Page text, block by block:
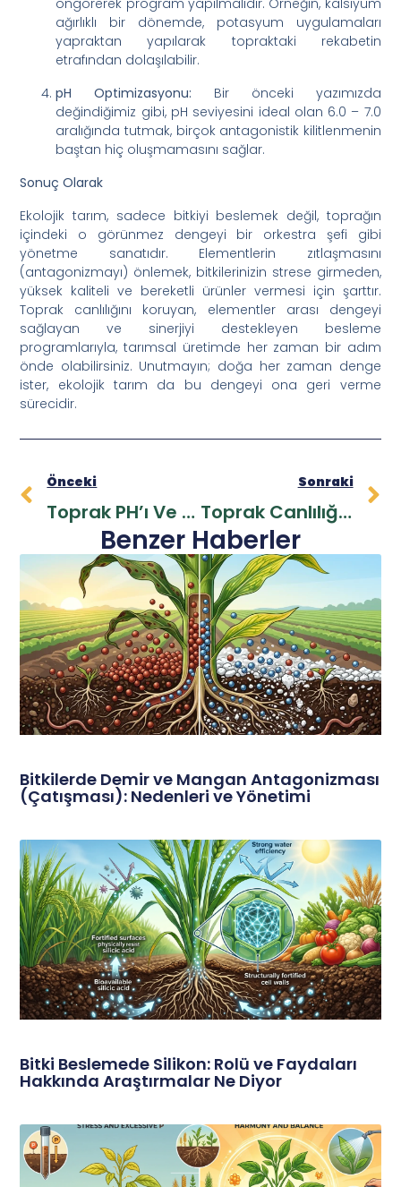
ağırlıklı bir dönemde, potasyum uygulamaları
yapraktan yapılarak topraktaki rekabetin
etrafından dolaşılabilir.
pH Optimizasyonu: Bir önceki yazımızda
değindiğimiz gibi, pH seviyesini ideal olan 6.0 – 7.0
aralığında tutmak, birçok antagonistik kilitlenmenin
baştan hiç oluşmamasını sağlar.
Sonuç Olarak
Ekolojik tarım, sadece bitkiyi beslemek değil, toprağın
içindeki o görünmez dengeyi bir orkestra şefi gibi
yönetme sanatıdır. Elementlerin zıtlaşmasını
(antagonizmayı) önlemek, bitkilerinizin strese girmeden,
yüksek kaliteli ve bereketli ürünler vermesi için şarttır.
Toprak canlılığını koruyan, elementler arası dengeyi
sağlayan ve sinerjiyi destekleyen besleme
programlarıyla, tarımsal üretimde her zaman bir adım
önde olabilirsiniz. Unutmayın; doğa her zaman denge
ister, ekolojik tarım da bu dengeyi ona geri verme
sürecidir.
Önceki
Toprak PH’ı Ve Bitki Besleme: Ekolojik Tarımda Verim Sırları
Sonraki
Toprak Canlılığı Ve Mikroorganizmalar: Sağlam Köklerin Temeli
Benzer Haberler
Bitkilerde Demir ve Mangan Antagonizması
(Çatışması): Nedenleri ve Yönetimi
Bitki Beslemede Silikon: Rolü ve Faydaları
Hakkında Araştırmalar Ne Diyor